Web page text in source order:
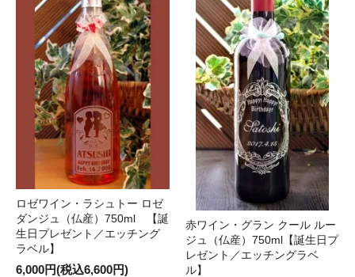
ロゼワイン・ラシュトー ロゼ
ダンジュ（仏産）750ml 【誕
生日プレゼント／エッチング
ラベル】
6,000円(税込6,600円)
赤ワイン・グラン クール ルー
ジュ（仏産）750ml【誕生日プ
レゼント／エッチングラベ
ル】